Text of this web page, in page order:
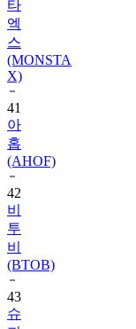
스
(MONSTA
X)
41
아
홉
(AHOF)
42
비
투
비
(BTOB)
43
슈
퍼
주